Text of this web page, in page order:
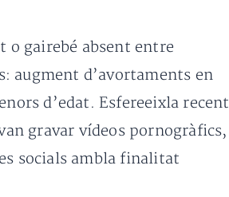
o gairebé absent entre
augment d’avortaments en
d’edat. Esfereeixla recent
gravar vídeos pornogràfics,
socials ambla finalitat